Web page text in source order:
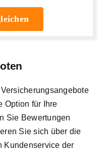
Option für Ihre
Sie Bewertungen
Sie sich über die
Kundenservice der